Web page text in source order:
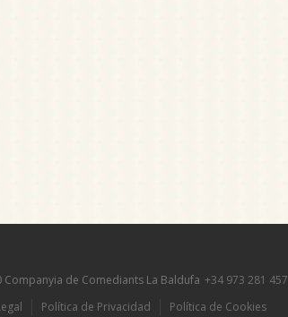
Companyia de Comediants La Baldufa +34 973 281 457
Política de Privacidad Política de Cookies